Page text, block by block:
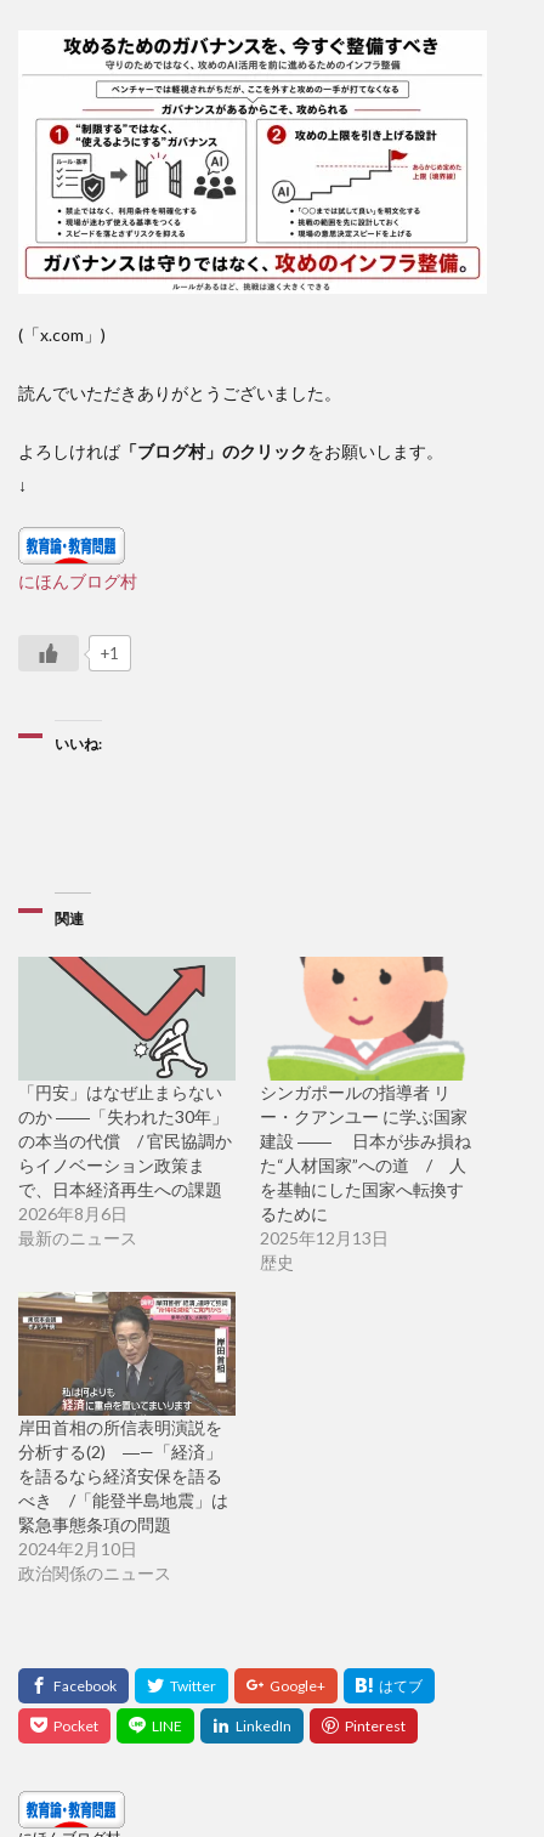
(「x.com」)
読んでいただきありがとうございました。
よろしければ 「ブログ村」のクリックをお願いします。
↓
にほんブログ村
+1
いいね:
関連
「円安」はなぜ止まらない
のか ――「失われた30年」
の本当の代償 / 官民協調か
らイノベーション政策ま
で、日本経済再生への課題
2026年8月6日
最新のニュース
シンガポールの指導者 リ
ー・クアンユー に学ぶ国家
建設 ―― 日本が歩み損ね
た“人材国家”への道 / 人
を基軸にした国家へ転換す
るために
2025年12月13日
歴史
岸田首相の所信表明演説を
分析する(2) ―—「経済」
を語るなら経済安保を語る
べき /「能登半島地震」は
緊急事態条項の問題
2024年2月10日
政治関係のニュース